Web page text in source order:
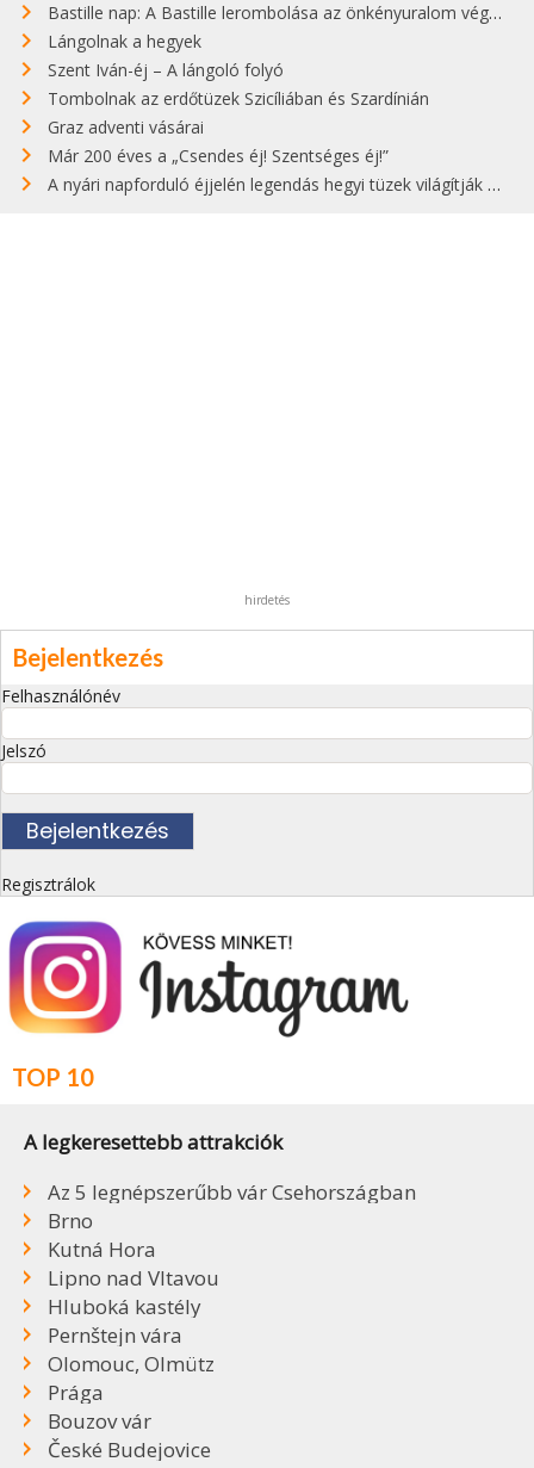
Bastille nap: A Bastille lerombolása az önkényuralom végét jelentette
Lángolnak a hegyek
Szent Iván-éj – A lángoló folyó
Tombolnak az erdőtüzek Szicíliában és Szardínián
Graz adventi vásárai
Már 200 éves a „Csendes éj! Szentséges éj!”
A nyári napforduló éjjelén legendás hegyi tüzek világítják meg Zugspitzét
hirdetés
Bejelentkezés
Felhasználónév
Jelszó
Regisztrálok
TOP 10
A legkeresettebb attrakciók
Az 5 legnépszerűbb vár Csehországban
Brno
Kutná Hora
Lipno nad Vltavou
Hluboká kastély
Pernštejn vára
Olomouc, Olmütz
Prága
Bouzov vár
České Budejovice